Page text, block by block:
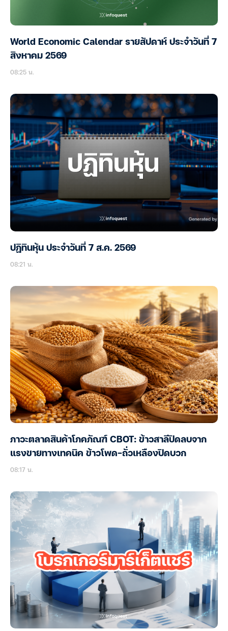
World Economic Calendar รายสัปดาห์ ประจำวันที่ 7
สิงหาคม 2569
08:25 น.
ปฏิทินหุ้น ประจำวันที่ 7 ส.ค. 2569
08:21 น.
ภาวะตลาดสินค้าโภคภัณฑ์ CBOT: ข้าวสาลีปิดลบจาก
แรงขายทางเทคนิค ข้าวโพด-ถั่วเหลืองปิดบวก
08:17 น.